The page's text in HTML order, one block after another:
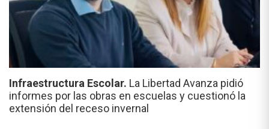
Infraestructura Escolar. La Libertad Avanza pidió
informes por las obras en escuelas y cuestionó la
extensión del receso invernal